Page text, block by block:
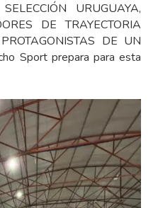
URUGUAYA,
DE TRAYECTORIA
DE UN
Sport prepara para esta